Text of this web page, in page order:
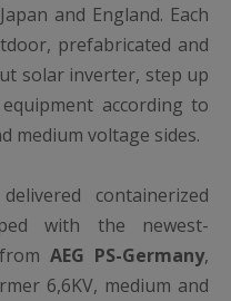
and England. Each
prefabricated and
solar inverter, step up
according to
medium voltage sides.
delivered containerized
with the newest-
fromAEG PS-Germany,
6,6KV, medium and